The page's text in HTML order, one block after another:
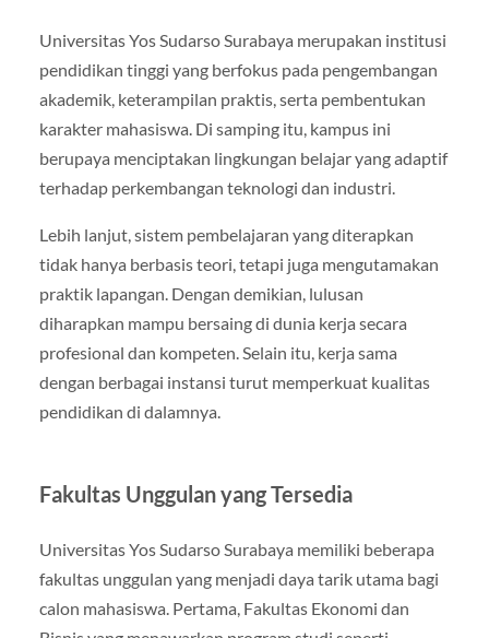
Universitas Yos Sudarso Surabaya merupakan institusi
pendidikan tinggi yang berfokus pada pengembangan
akademik, keterampilan praktis, serta pembentukan
karakter mahasiswa. Di samping itu, kampus ini
berupaya menciptakan lingkungan belajar yang adaptif
terhadap perkembangan teknologi dan industri.
Lebih lanjut, sistem pembelajaran yang diterapkan
tidak hanya berbasis teori, tetapi juga mengutamakan
praktik lapangan. Dengan demikian, lulusan
diharapkan mampu bersaing di dunia kerja secara
profesional dan kompeten. Selain itu, kerja sama
dengan berbagai instansi turut memperkuat kualitas
pendidikan di dalamnya.
Fakultas Unggulan yang Tersedia
Universitas Yos Sudarso Surabaya memiliki beberapa
fakultas unggulan yang menjadi daya tarik utama bagi
calon mahasiswa. Pertama, Fakultas Ekonomi dan